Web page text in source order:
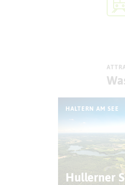
HALTERN AM SEE
Hullerner